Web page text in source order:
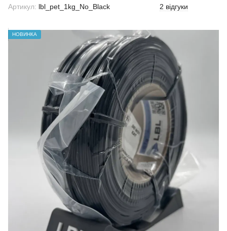
Артикул: lbl_pet_1kg_No_Black 2 відгуки
НОВИНКА